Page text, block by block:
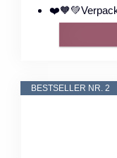
BESTSELLER NR. 2